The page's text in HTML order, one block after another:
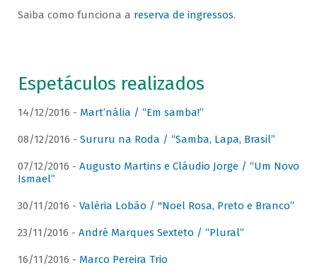
Saiba como funciona a reserva de ingressos.
Espetáculos realizados
14/12/2016 - Mart’nália / “Em samba!”
08/12/2016 - Sururu na Roda / “Samba, Lapa, Brasil”
07/12/2016 - Augusto Martins e Cláudio Jorge / “Um Novo
Ismael”
30/11/2016 - Valéria Lobão / "Noel Rosa, Preto e Branco”
23/11/2016 - André Marques Sexteto / “Plural”
16/11/2016 - Marco Pereira Trio